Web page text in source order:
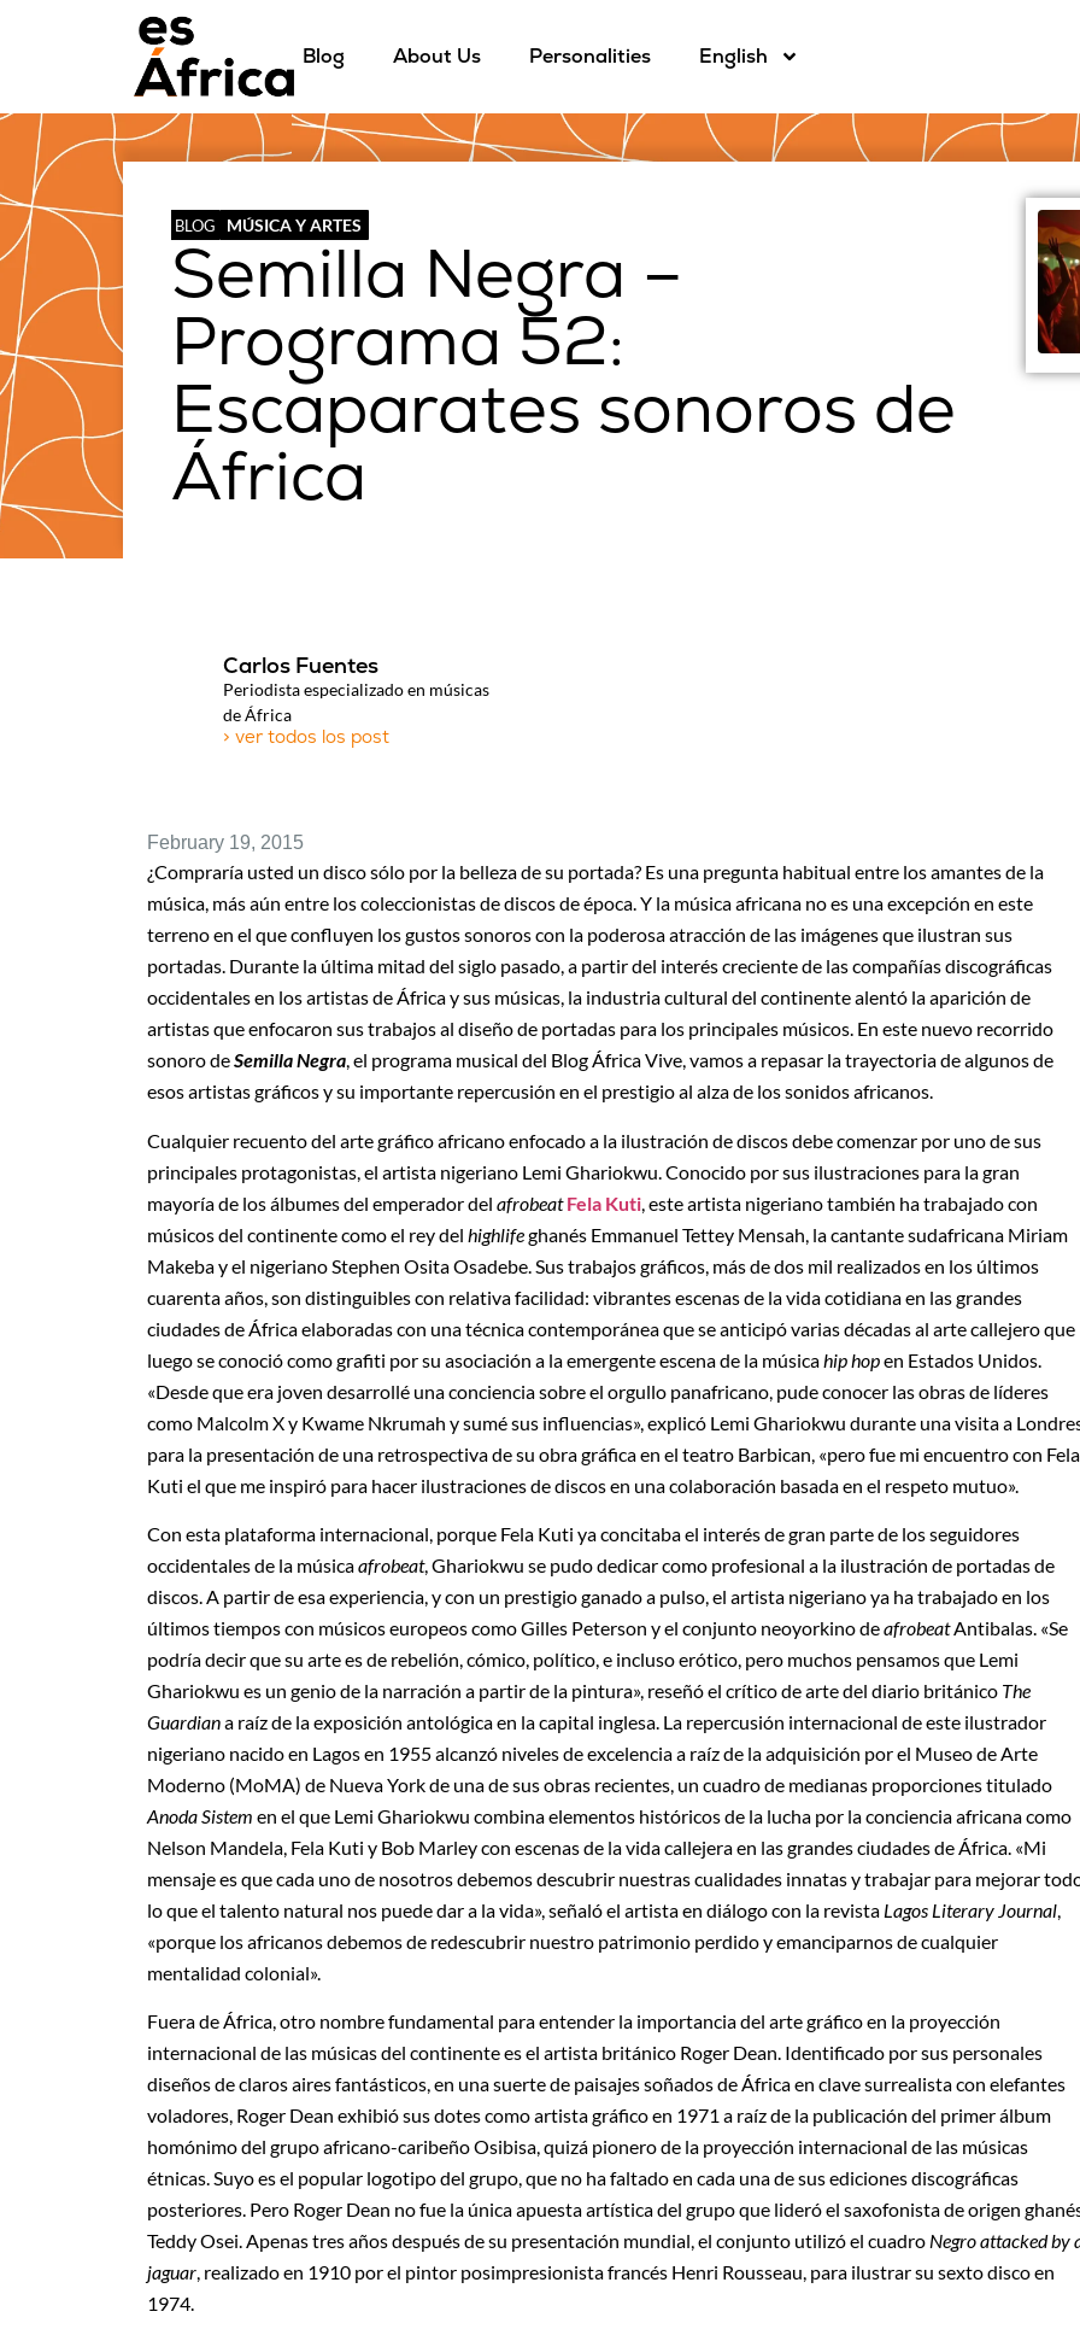
Blog About Us Personalities English
BLOG MÚSICA Y ARTES
Semilla Negra –
Programa 52:
Escaparates sonoros de
África
Carlos Fuentes
Periodista especializado en músicas
de África
> ver todos los post
February 19, 2015
¿Compraría usted un disco sólo por la belleza de su portada? Es una pregunta habitual entre los amantes de la
música, más aún entre los coleccionistas de discos de época. Y la música africana no es una excepción en este
terreno en el que confluyen los gustos sonoros con la poderosa atracción de las imágenes que ilustran sus
portadas. Durante la última mitad del siglo pasado, a partir del interés creciente de las compañías discográficas
occidentales en los artistas de África y sus músicas, la industria cultural del continente alentó la aparición de
artistas que enfocaron sus trabajos al diseño de portadas para los principales músicos. En este nuevo recorrido
sonoro deSemilla Negra, el programa musical del Blog África Vive, vamos a repasar la trayectoria de algunos de
esos artistas gráficos y su importante repercusión en el prestigio al alza de los sonidos africanos.
Cualquier recuento del arte gráfico africano enfocado a la ilustración de discos debe comenzar por uno de sus
principales protagonistas, el artista nigeriano Lemi Ghariokwu. Conocido por sus ilustraciones para la gran
mayoría de los álbumes del emperador del afrobeatFela Kuti , este artista nigeriano también ha trabajado con
músicos del continente como el rey del highlifeghanés Emmanuel Tettey Mensah, la cantante sudafricana Miriam
Makeba y el nigeriano Stephen Osita Osadebe. Sus trabajos gráficos, más de dos mil realizados en los últimos
cuarenta años, son distinguibles con relativa facilidad: vibrantes escenas de la vida cotidiana en las grandes
ciudades de África elaboradas con una técnica contemporánea que se anticipó varias décadas al arte callejero que
luego se conoció como grafiti por su asociación a la emergente escena de la música hip hopen Estados Unidos.
«Desde que era joven desarrollé una conciencia sobre el orgullo panafricano, pude conocer las obras de líderes
como Malcolm X y Kwame Nkrumah y sumé sus influencias», explicó Lemi Ghariokwu durante una visita a
para la presentación de una retrospectiva de su obra gráfica en el teatro Barbican, «pero fue mi encuentro con Fela
Kuti el que me inspiró para hacer ilustraciones de discos en una colaboración basada en el respeto mutuo».
Con esta plataforma internacional, porque Fela Kuti ya concitaba el interés de gran parte de los seguidores
occidentales de la músicaafrobeat, Ghariokwu se pudo dedicar como profesional a la ilustración de portadas de
discos. A partir de esa experiencia, y con un prestigio ganado a pulso, el artista nigeriano ya ha trabajado en los
últimos tiempos con músicos europeos como Gilles Peterson y el conjunto neoyorkino deafrobeatAntibalas. «Se
podría decir que su arte es de rebelión, cómico, político, e incluso erótico, pero muchos pensamos que Lemi
Ghariokwu es un genio de la narración a partir de la pintura», reseñó el crítico de arte del diario británico The
Guardiana raíz de la exposición antológica en la capital inglesa. La repercusión internacional de este ilustrador
nigeriano nacido en Lagos en 1955 alcanzó niveles de excelencia a raíz de la adquisición por el Museo de Arte
Moderno (MoMA) de Nueva York de una de sus obras recientes, un cuadro de medianas proporciones titulado
Anoda Sistem en el que Lemi Ghariokwu combina elementos históricos de la lucha por la conciencia africana como
Nelson Mandela, Fela Kuti y Bob Marley con escenas de la vida callejera en las grandes ciudades de África. «Mi
mensaje es que cada uno de nosotros debemos descubrir nuestras cualidades innatas y trabajar para mejorar
lo que el talento natural nos puede dar a la vida», señaló el artista en diálogo con la revista Lagos Literary Journal,
«porque los africanos debemos de redescubrir nuestro patrimonio perdido y emanciparnos de cualquier
mentalidad colonial».
Fuera de África, otro nombre fundamental para entender la importancia del arte gráfico en la proyección
internacional de las músicas del continente es el artista británico Roger Dean. Identificado por sus personales
diseños de claros aires fantásticos, en una suerte de paisajes soñados de África en clave surrealista con elefantes
voladores, Roger Dean exhibió sus dotes como artista gráfico en 1971 a raíz de la publicación del primer álbum
homónimo del grupo africano-caribeño Osibisa, quizá pionero de la proyección internacional de las músicas
étnicas. Suyo es el popular logotipo del grupo, que no ha faltado en cada una de sus ediciones discográficas
posteriores. Pero Roger Dean no fue la única apuesta artística del grupo que lideró el saxofonista de origen
Teddy Osei. Apenas tres años después de su presentación mundial, el conjunto utilizó el cuadro Negro attacked by
jaguar, realizado en 1910 por el pintor posimpresionista francés Henri Rousseau, para ilustrar su sexto disco en
1974.